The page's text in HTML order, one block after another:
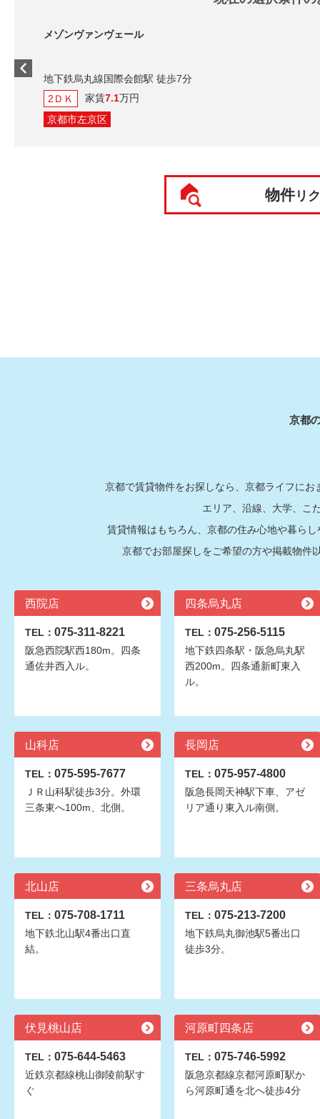
メゾンヴァンヴェール
地下鉄烏丸線国際会館駅 徒歩7分
2ＤＫ
家賃7.1万円
京都市左京区
物件リ
京都
京都で賃貸物件をお探しなら、京都ライフに
エリア、沿線、大学、こ
賃貸情報はもちろん、京都の住み心地や暮ら
京都でお部屋探しをご希望の方や掲載物件
西院店
TEL： 075-311-8221
阪急西院駅西180m。四条
通佐井西入ル。
四条烏丸店
TEL： 075-256-5115
地下鉄四条駅・阪急烏丸駅
西200m。四条通新町東入
ル。
山科店
TEL： 075-595-7677
ＪＲ山科駅徒歩3分。外環
三条東へ100m、北側。
長岡店
TEL： 075-957-4800
阪急長岡天神駅下車、アゼ
リア通り東入ル南側。
北山店
TEL： 075-708-1711
地下鉄北山駅4番出口直
結。
三条烏丸店
TEL： 075-213-7200
地下鉄烏丸御池駅5番出口
徒歩3分。
伏見桃山店
TEL： 075-644-5463
近鉄京都線桃山御陵前駅す
ぐ
河原町四条店
TEL： 075-746-5992
阪急京都線京都河原町駅か
ら河原町通を北へ徒歩4分